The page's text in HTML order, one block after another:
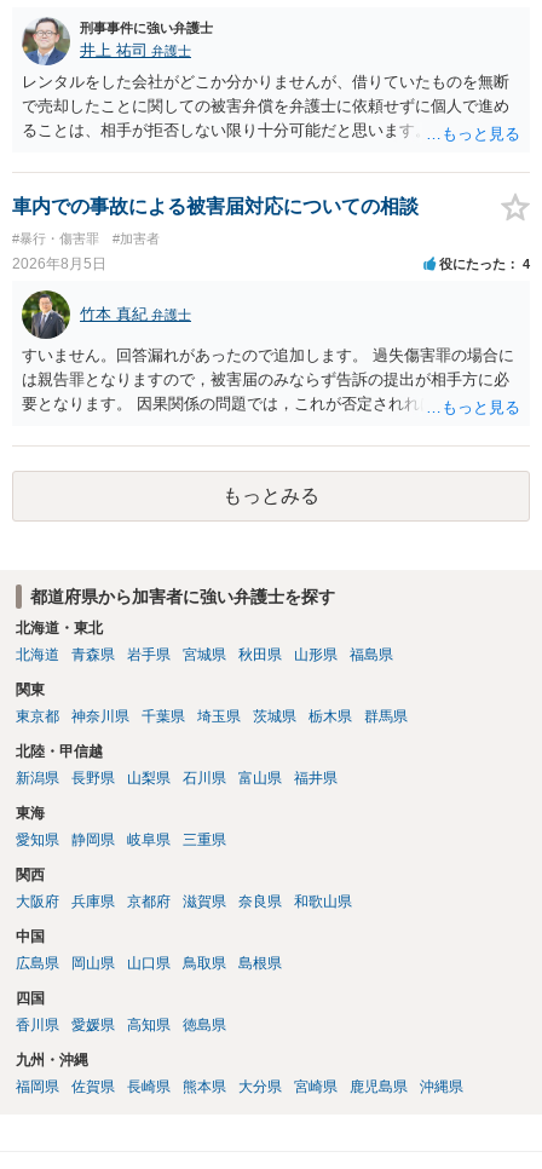
刑事事件に強い弁護士
井上 祐司 弁護士
レンタルをした会社がどこか分かりませんが、借りていたものを無断
で売却したことに関しての被害弁償を弁護士に依頼せずに個人で進め
ることは、相手が拒否しない限り十分可能だと思います。 見積を出し
か）、弁護士に法律相談において助言をもらえば足りるでしょう。
車内での事故による被害届対応についての相談
#暴行・傷害罪 #加害者
2026年8月5日 役にたった 4
竹本 真紀 弁護士
すいません。回答漏れがあったので追加します。 過失傷害罪の場合に
は親告罪となりますので，被害届のみならず告訴の提出が相手方に必
要となります。 因果関係の問題では，これが否定されれば ①刑事的に
断されれば処罰規定がない状態になると思います。 ②民事的には傷害
部分が否定されますので，暴行行為自体による損害（慰謝料的なもの
になるでしょうか…）だけが対象となってきます。
もっとみる
都道府県から加害者に強い弁護士を探す
北海道・東北
北海道
青森県 岩手県 宮城県 秋田県 山形県 福島県
関東
東京都
神奈川県 千葉県 埼玉県 茨城県 栃木県 群馬県
北陸・甲信越
新潟県
長野県 山梨県 石川県 富山県 福井県
東海
愛知県
静岡県 岐阜県 三重県
関西
大阪府
兵庫県 京都府 滋賀県 奈良県 和歌山県
中国
広島県
岡山県 山口県 鳥取県 島根県
四国
香川県
愛媛県 高知県 徳島県
九州・沖縄
福岡県
佐賀県 長崎県 熊本県 大分県 宮崎県 鹿児島県 沖縄県